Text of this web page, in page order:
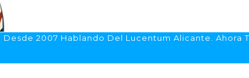
Desde 2007 Hablando Del Lucentum Alicante. Ahora